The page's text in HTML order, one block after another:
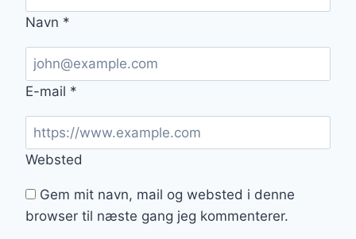
Navn *
E-mail *
Websted
Gem mit navn, mail og websted i denne
browser til næste gang jeg kommenterer.